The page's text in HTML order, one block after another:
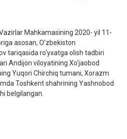
Mahkamasining 2020- yil 11-
asosan, O‘zbekiston
tariqasida ro‘yxatga olish tadbiri
Andijon viloyatining Xo‘jaobod
Yuqori Chirchiq tumani, Xorazm
Toshkent shahrining Yashnobod
belgilangan.